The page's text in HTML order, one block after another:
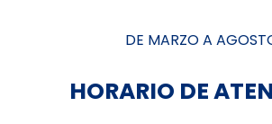
DE MARZO A
HORARIO DE